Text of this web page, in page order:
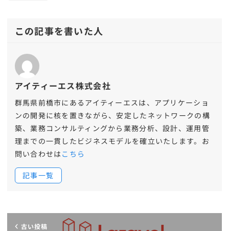
この記事を書いた人
アイティーエス株式会社
群馬県前橋市にあるアイティーエスは、アプリケーショ
ンの開発に核を置きながら、安定したネットワークの構
築、業務コンサルティングから業務分析、設計、運用管
理までの一貫したビジネスモデルを確立いたします。お
問い合わせは こちら
記事一覧
古い投稿